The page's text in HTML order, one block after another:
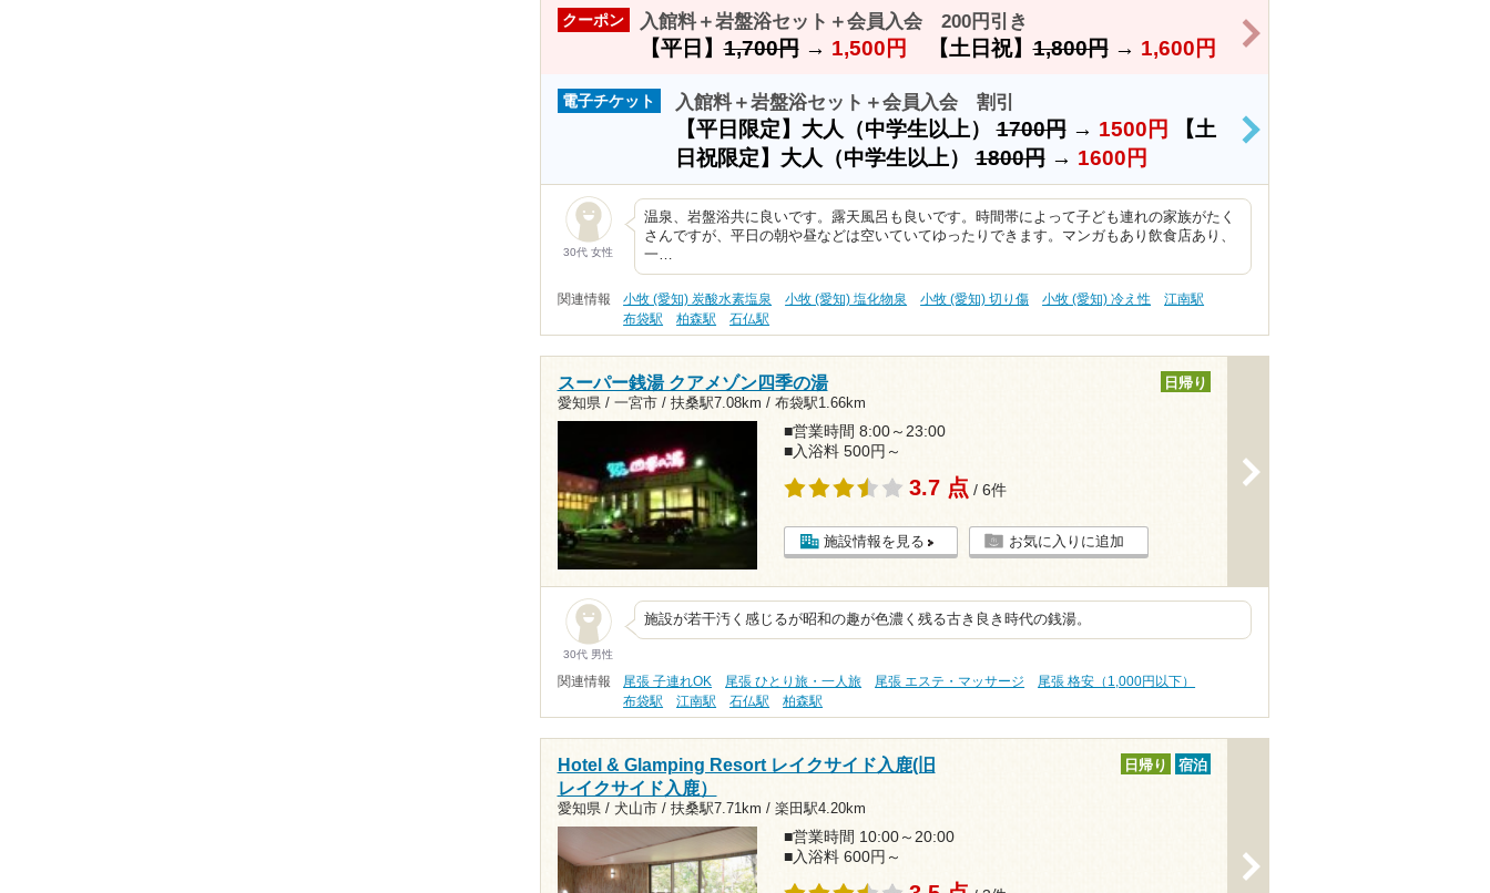
クーポン 入館料＋岩盤浴セット＋会員入会 200円引き
【平日】1,700円→ 1,500円 【土日祝】1,800円→ 1,600円
>
電子チケット 入館料＋岩盤浴セット＋会員入会 割引
【平日限定】大人（中学生以上）1700円→ 1500円
【土
日祝限定】大人（中学生以上）1800円→ 1600円
>
30代 女性
温泉、岩盤浴共に良いです。露天風呂も良いです。時間帯によって子ども連れの家族がたく
さんですが、平日の朝や昼などは空いていてゆったりできます。マンガもあり飲食店あり、
一…
関連情報 小牧 (愛知) 炭酸水素塩泉 小牧 (愛知) 塩化物泉 小牧 (愛知) 切り傷 小牧 (愛知) 冷え性
江南駅
布袋駅
柏森駅 石仏駅
スーパー銭湯 クアメゾン四季の湯
愛知県 / 一宮市 / 扶桑駅7.08km / 布袋駅1.66km
日帰り
■営業時間 8:00～23:00
■入浴料 500円～
3.7 点 / 6件
施設情報を見る お気に入りに追加
30代 男性
施設が若干汚く感じるが昭和の趣が色濃く残る古き良き時代の銭湯。
関連情報 尾張 子連れOK 尾張 ひとり旅・一人旅 尾張 エステ・マッサージ
尾張 格安（1,000円以下）
布袋駅
江南駅 石仏駅 柏森駅
Hotel & Glamping Resort レイクサイド入鹿(旧
レイクサイド入鹿）
愛知県 / 犬山市 / 扶桑駅7.71km / 楽田駅4.20km
日帰り 宿泊
■営業時間 10:00～20:00
■入浴料 600円～